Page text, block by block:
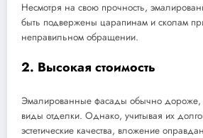
Несмотря на свою прочность,
быть подвержены царапинам и сколам
неправильном обращении.
2. Высокая стоимость
Эмалированные фасады обычно дороже,
виды отделки. Однако, учитывая их
эстетические качества, вложение